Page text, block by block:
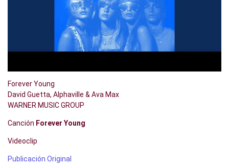
Forever Young
David Guetta, Alphaville & Ava Max
WARNER MUSIC GROUP
Canción Forever Young
Videoclip
Publicación Original